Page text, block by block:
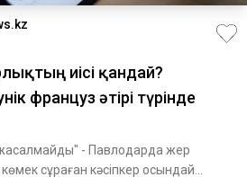
иісі қандай?
француз әтірі түрінде
- Павлодарда жер
сұраған кәсіпкер осындай